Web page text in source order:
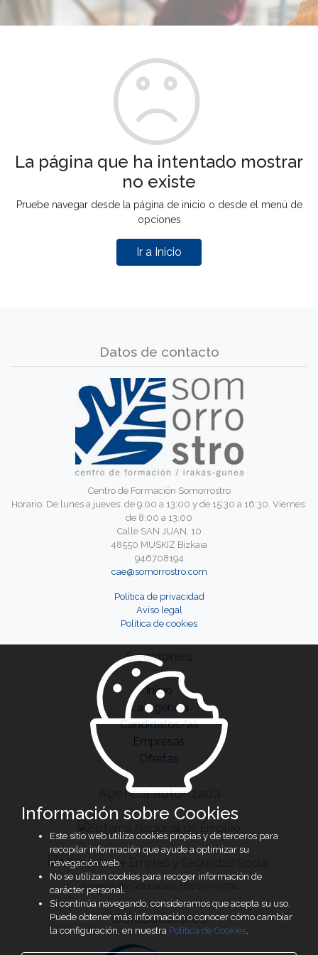
La página que ha intentado mostrar
no existe
Pruebe navegar desde la página de inicio o desde el menú de
opciones
Ir a Inicio
Datos de contacto
Centro de Formación Somorrostro
Horario: De lunes a jueves: de 9:00 a 13:00 y de 15:30 a 16:30. Viernes:
de 8:00 a 13:00
Calle SAN JUAN, 10
48550 MUSKIZ Bizkaia
946708194
cae@somorrostro.com
Política de privacidad
Aviso legal
Política de cookies
Secciones
Inicio
La Agencia
Candidatos/as
Empresas
Ofertas
Agencia autorizada
Agencia de Colocación 1600000091
Colaboradores
Información sobre Cookies
Este sitio web utiliza cookies propias y de terceros para
recopilar información que ayude a optimizar su
navegación web.
No se utilizan cookies para recoger información de
carácter personal.
Si continúa navegando, consideramos que acepta su uso.
Puede obtener más información o conocer cómo cambiar
la configuración, en nuestra Política de Cookies.